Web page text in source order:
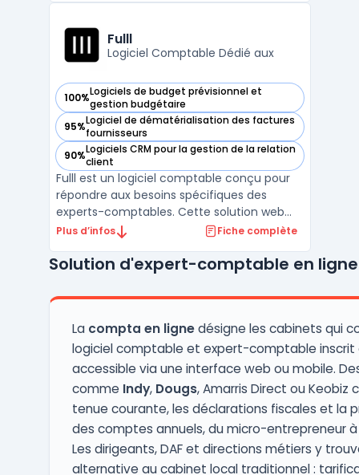
rapprochement bancaire automatisé
(DSP2, EBICS), la gestion des sto ...
Fulll
Logiciel Comptable Dédié aux
100%Logiciels de budget prévisionnel et
gestion budgétaire
— voir Fulll dans cette catégorie
95%Logiciel de dématérialisation des factures
fournisseurs
— voir Fulll dans cette catégorie
90%Logiciels CRM pour la gestion de la relation
client
— voir Fulll dans cette catégorie
Fulll est un logiciel comptable conçu pour
répondre aux besoins spécifiques des
experts-comptables. Cette solution web
facilite la gestion des tâches comptables
centralisée pour le traitement des données
comptables peuvent gére ...
Plus d’infos Fiche complète
Solution d'expert-comptable en ligne
La compta en lignedésigne les cabinets qui
logiciel comptable et expert-comptable inscrit
accessible via une interface web ou mobile.
comme Indy, Dougs, Amarris Direct ou Keobiz
tenue courante, les déclarations fiscales et la
des comptes annuels, du micro-entrepreneur à
Les dirigeants, DAF et directions métiers y
alternative au cabinet local traditionnel :